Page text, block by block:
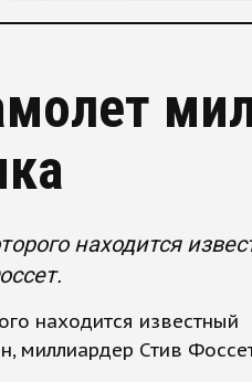
находится
находится известный
миллиардер Стив